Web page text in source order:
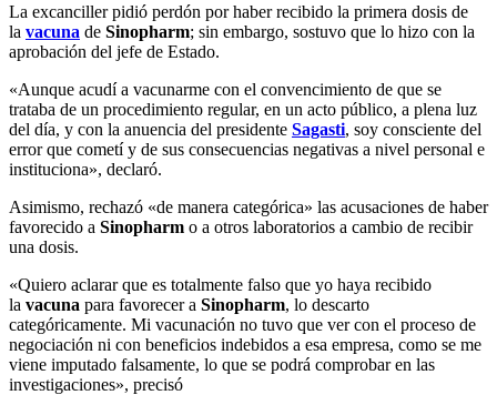
La excanciller pidió perdón por haber recibido la primera dosis de
la vacuna de Sinopharm; sin embargo, sostuvo que lo hizo con la
aprobación del jefe de Estado.
«Aunque acudí a vacunarme con el convencimiento de que se
trataba de un procedimiento regular, en un acto público, a plena luz
del día, y con la anuencia del presidente Sagasti, soy consciente del
error que cometí y de sus consecuencias negativas a nivel personal e
instituciona», declaró.
Asimismo, rechazó «de manera categórica» las acusaciones de haber
favorecido a Sinopharm o a otros laboratorios a cambio de recibir
una dosis.
«Quiero aclarar que es totalmente falso que yo haya recibido
la vacuna para favorecer a Sinopharm, lo descarto
categóricamente. Mi vacunación no tuvo que ver con el proceso de
negociación ni con beneficios indebidos a esa empresa, como se me
viene imputado falsamente, lo que se podrá comprobar en las
investigaciones», precisó